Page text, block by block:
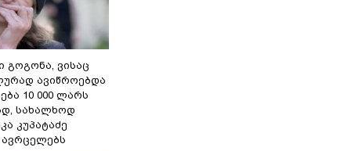
გოგონა, ვისაც
ავიწროებდა
10 000 ლარს
სახალხოდ
კუპატაძე
ავრცელებს